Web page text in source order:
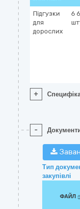
Підгузки
для
дорослих
6
+
-
Тип
закупівлі
ФАЙЛ